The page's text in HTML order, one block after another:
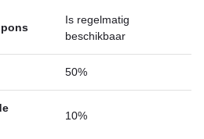
Is regelmatig
beschikbaar
50%
10%